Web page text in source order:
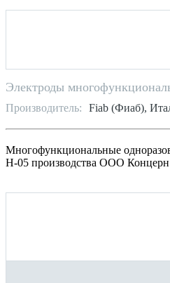
Электроды
Производитель: Fiab (Фиаб),
Многофункциональные
Н-05 производства ООО